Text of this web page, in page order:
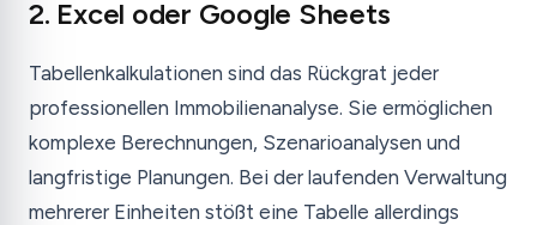
2. Excel oder Google Sheets
Tabellenkalkulationen sind das Rückgrat jeder
professionellen Immobilienanalyse. Sie ermöglichen
komplexe Berechnungen, Szenarioanalysen und
langfristige Planungen. Bei der laufenden Verwaltung
mehrerer Einheiten stößt eine Tabelle allerdings